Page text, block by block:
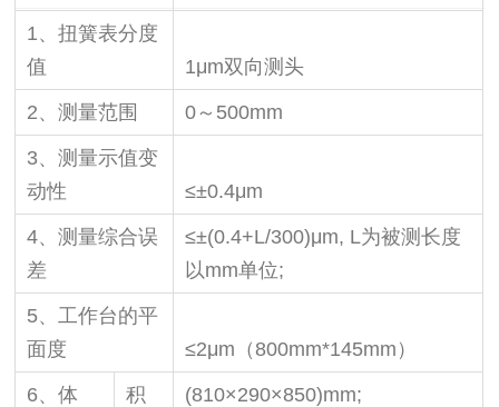
1、扭簧表分度
值
1μm双向测头
2、测量范围 0～500mm
3、测量示值变
动性
≤±0.4μm
4、测量综合误
差
≤±(0.4+L/300)μm, L为被测长度
以mm单位;
5、工作台的平
面度
≤2μm（800mm*145mm）
6、体 积 (810×290×850)mm;